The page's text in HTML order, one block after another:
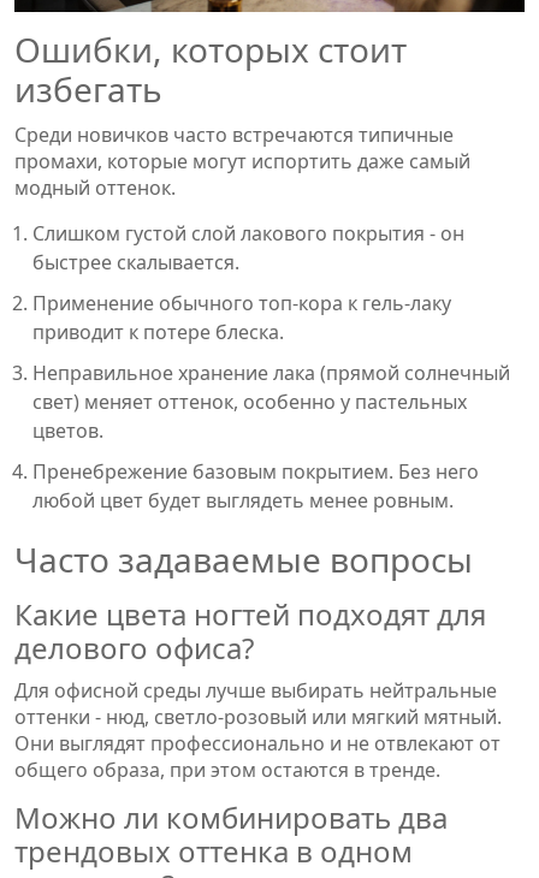
Ошибки, которых стоит
избегать
Среди новичков часто встречаются типичные
промахи, которые могут испортить даже самый
модный оттенок.
Слишком густой слой лакового покрытия - он
быстрее скалывается.
Применение обычного топ‑кора к гель‑лаку
приводит к потере блеска.
Неправильное хранение лака (прямой солнечный
свет) меняет оттенок, особенно у пастельных
цветов.
Пренебрежение базовым покрытием. Без него
любой цвет будет выглядеть менее ровным.
Часто задаваемые вопросы
Какие цвета ногтей подходят для
делового офиса?
Для офисной среды лучше выбирать нейтральные
оттенки - нюд, светло-розовый или мягкий мятный.
Они выглядят профессионально и не отвлекают от
общего образа, при этом остаются в тренде.
Можно ли комбинировать два
трендовых оттенка в одном